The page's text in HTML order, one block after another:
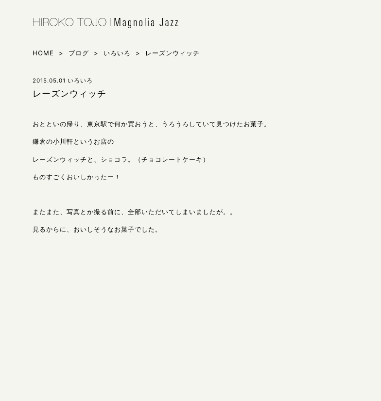
HOME > ブログ > いろいろ > レーズンウィッチ
2015.05.01 いろいろ
レーズンウィッチ
おとといの帰り、東京駅で何か買おうと、うろうろしていて見つけたお菓子。
鎌倉の小川軒というお店の
レーズンウィッチと、ショコラ。（チョコレートケーキ）
ものすごくおいしかったー！
またまた、写真とか撮る前に、全部いただいてしまいましたが。。
見るからに、おいしそうなお菓子でした。